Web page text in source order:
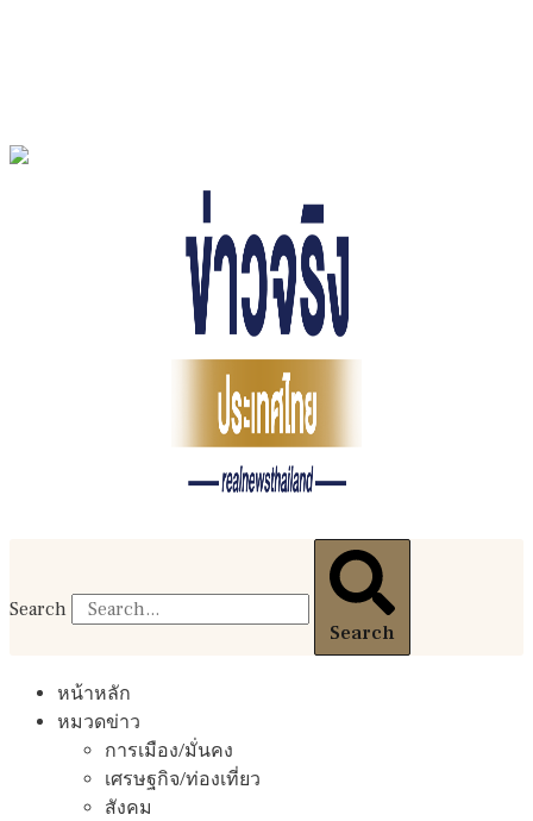
Search
Search
หน้าหลัก
หมวดข่าว
การเมือง/มั่นคง
เศรษฐกิจ/ท่องเที่ยว
สังคม